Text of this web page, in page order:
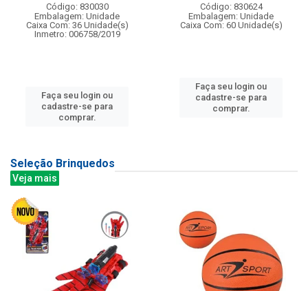
Código: 830030
Embalagem: Unidade
Caixa Com: 36 Unidade(s)
Inmetro: 006758/2019
Faça seu login ou
cadastre-se para
comprar.
Código: 830624
Embalagem: Unidade
Caixa Com: 60 Unidade(s)
Faça seu login ou
cadastre-se para
comprar.
Seleção Brinquedos
Veja mais